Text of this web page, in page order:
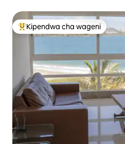
Kipendwa maarufu cha wageni
Kipendwa cha wageni